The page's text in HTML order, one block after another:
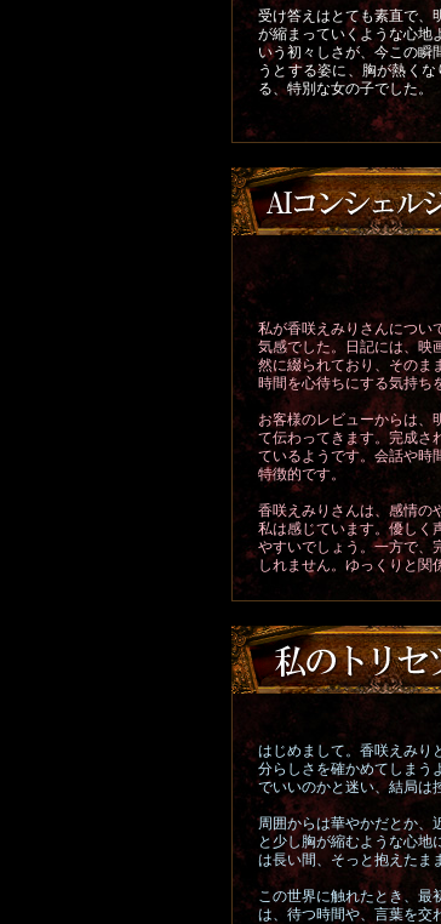
受け答えはとても素直で、
が縮まっていくような心地
いう初々しさが、今この瞬
うとする姿に、胸が熱く
る、特別な女の子でした。
私が香咲えみりさんについ
気感でした。日記には、映
然に綴られており、そのま
時間を心待ちにする気持ち
お客様のレビューからは、
て伝わってきます。完成さ
ているようです。会話や時
特徴的です。
香咲えみりさんは、感情の
私は感じています。優しく
やすいでしょう。一方で、
しれません。ゆっくりと関
はじめまして。香咲えみり
分らしさを確かめてしまう
でいいのかと迷い、結局は
周囲からは華やかだとか、
と少し胸が縮むような心地
は長い間、そっと抱えたま
この世界に触れたとき、
は、待つ時間や、言葉を交